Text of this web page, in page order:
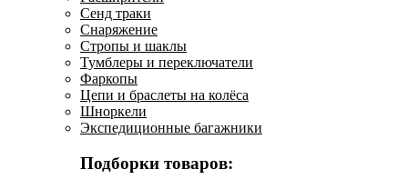
Сенд траки
Снаряжение
Стропы и шаклы
Тумблеры и переключатели
Фаркопы
Цепи и браслеты на колёса
Шноркели
Экспедиционные багажники
Подборки товаров: